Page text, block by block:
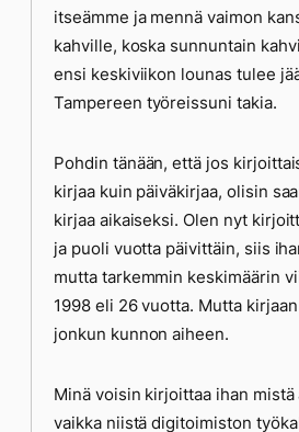
itseämme ja mennä vaimon
kahville, koska sunnuntain
ensi keskiviikon lounas tulee
Tampereen työreissuni takia.
Pohdin tänään, että jos
kirjaa kuin päiväkirjaa, olisin
kirjaa aikaiseksi. Olen nyt
ja puoli vuotta päivittäin, siis
mutta tarkemmin keskimäärin
1998 eli 26 vuotta. Mutta
jonkun kunnon aiheen.
Minä voisin kirjoittaa ihan mistä
vaikka niistä digitoimiston